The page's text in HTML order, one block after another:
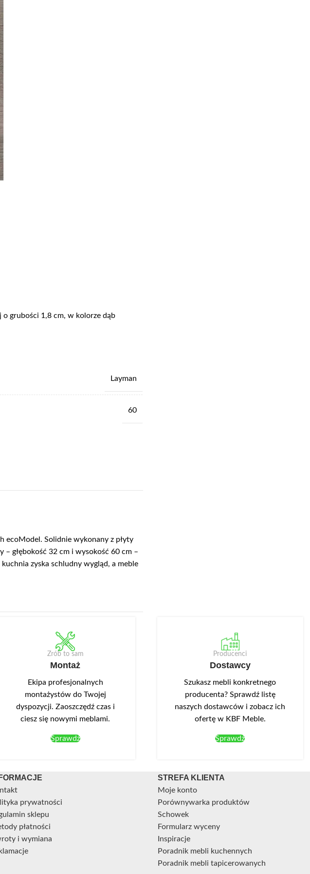
grubości 1,8 cm, w kolorze dąb
Layman
60
ecoModel. Solidnie wykonany z płyty
głębokość 32 cm i wysokość 60 cm –
zyska schludny wygląd, a meble
Zrób to sam
Montaż
Ekipa profesjonalnych
montażystów do Twojej
dyspozycji. Zaoszczędź czas i
ciesz się nowymi meblami.
Sprawdź
Producenci
Dostawcy
Szukasz mebli konkretnego
producenta? Sprawdź listę
naszych dostawców i zobacz ich
ofertę w KBF Meble.
Sprawdź
prywatności
sklepu
płatności
i wymiana
STREFA KLIENTA
Moje konto
Porównywarka produktów
Schowek
Formularz wyceny
Inspiracje
Poradnik mebli kuchennych
Poradnik mebli tapicerowanych